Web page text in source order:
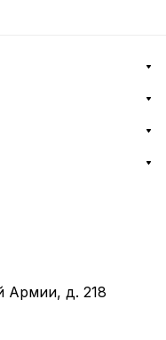
Армии, д. 218